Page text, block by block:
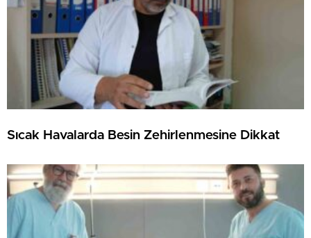
Sıcak Havalarda Besin Zehirlenmesine Dikkat